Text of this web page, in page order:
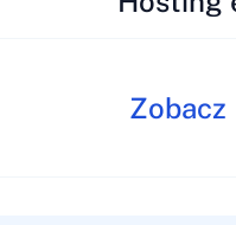
Zobacz